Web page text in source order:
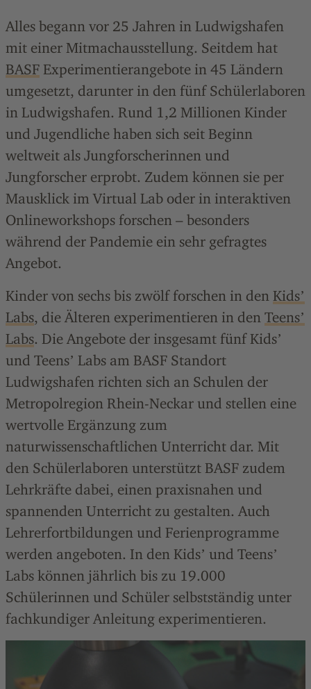
Alles begann vor 25 Jahren in Ludwigshafen
mit einer Mitmachausstellung. Seitdem hat
BASF Experimentierangebote in 45 Ländern
umgesetzt, darunter in den fünf Schülerlaboren
in Ludwigshafen. Rund 1,2 Millionen Kinder
und Jugendliche haben sich seit Beginn
weltweit als Jungforscherinnen und
Jungforscher erprobt. Zudem können sie per
Mausklick im Virtual Lab oder in interaktiven
Onlineworkshops forschen – besonders
während der Pandemie ein sehr gefragtes
Angebot.
Kinder von sechs bis zwölf forschen in den Kidsʼ
Labs, die Älteren experimentieren in den Teensʼ
Labs. Die Angebote der insgesamt fünf Kidsʼ
und Teensʼ Labs am BASF Standort
Ludwigshafen richten sich an Schulen der
Metropolregion Rhein-Neckar und stellen eine
wertvolle Ergänzung zum
naturwissenschaftlichen Unterricht dar. Mit
den Schülerlaboren unterstützt BASF zudem
Lehrkräfte dabei, einen praxisnahen und
spannenden Unterricht zu gestalten. Auch
Lehrerfortbildungen und Ferienprogramme
werden angeboten. In den Kidsʼ und Teensʼ
Labs können jährlich bis zu 19.000
Schülerinnen und Schüler selbstständig unter
fachkundiger Anleitung experimentieren.